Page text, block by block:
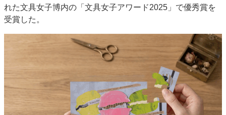
JAPAN PACK 2023 特集
中古印刷機・製本機特集
2022 検査・校正特集
特集・デジタル印刷 ～ 新成長軌道を描く
案内
JFPI印刷用語集 印刷機材年鑑
運営
会社案内
購読・購入申し込み
サイトポリシー
お問い合わせ
れた文具女子博内の「文具女子アワード2025」で優秀賞を
受賞した。